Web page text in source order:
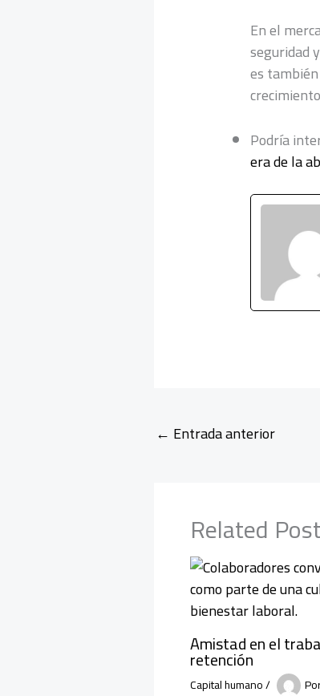
En el
seguridad
es
Podría
era de la
← Entrada anterior
Related
Amistad en el
retención
Capital humano/